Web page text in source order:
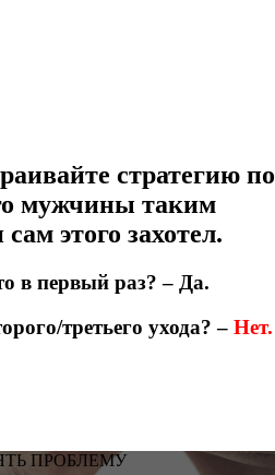
стратегию по
мужчины таким
этого захотел.
в первый раз? – Да.
третьего ухода? –Нет.
ПРОБЛЕМУ